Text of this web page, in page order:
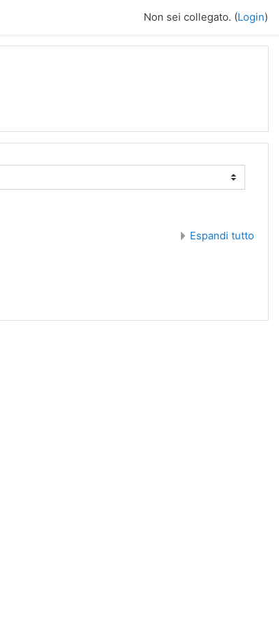
Non sei collegato. (Login)
Espandi tutto